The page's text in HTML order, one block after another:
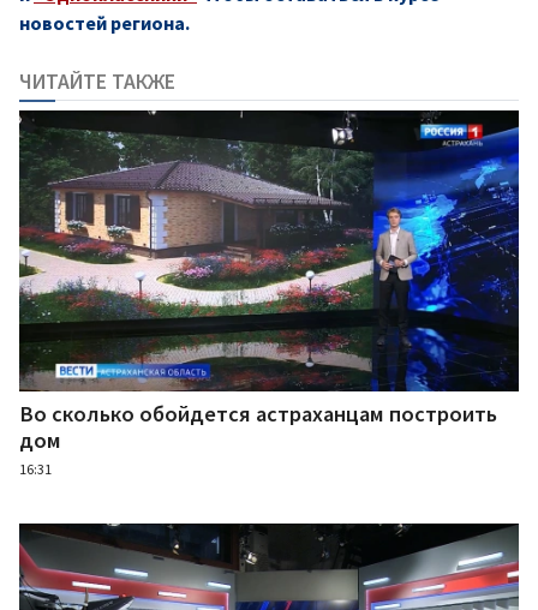
новостей региона.
ЧИТАЙТЕ ТАКЖЕ
Во сколько обойдется астраханцам построить
дом
16:31